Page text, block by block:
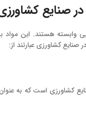
هستند. این مواد
کشاورزی عبارتند از:
کشاورزی است که به